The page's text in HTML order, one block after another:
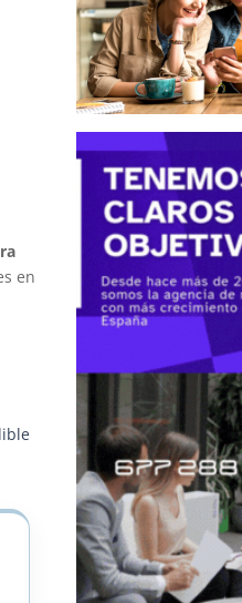
en